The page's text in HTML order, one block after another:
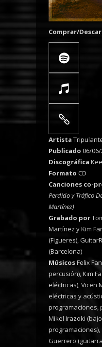
Comprar/
Artista
Publicado 06/06/
Discográfica
Formato CD
Canciones co-
Perdido y Tráfico
Martínez)
Grabado por
Martínez y Kim
(Figueres),
(Barcelona)
MúsicosFelix
percusión), Kim
eléctricas), Vicen
eléctricas y
programaciones,
Mikel Irazoki
programaciones),
Guerrero